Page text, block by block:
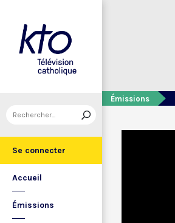
Se connecter
Accueil
Émissions
Émissions